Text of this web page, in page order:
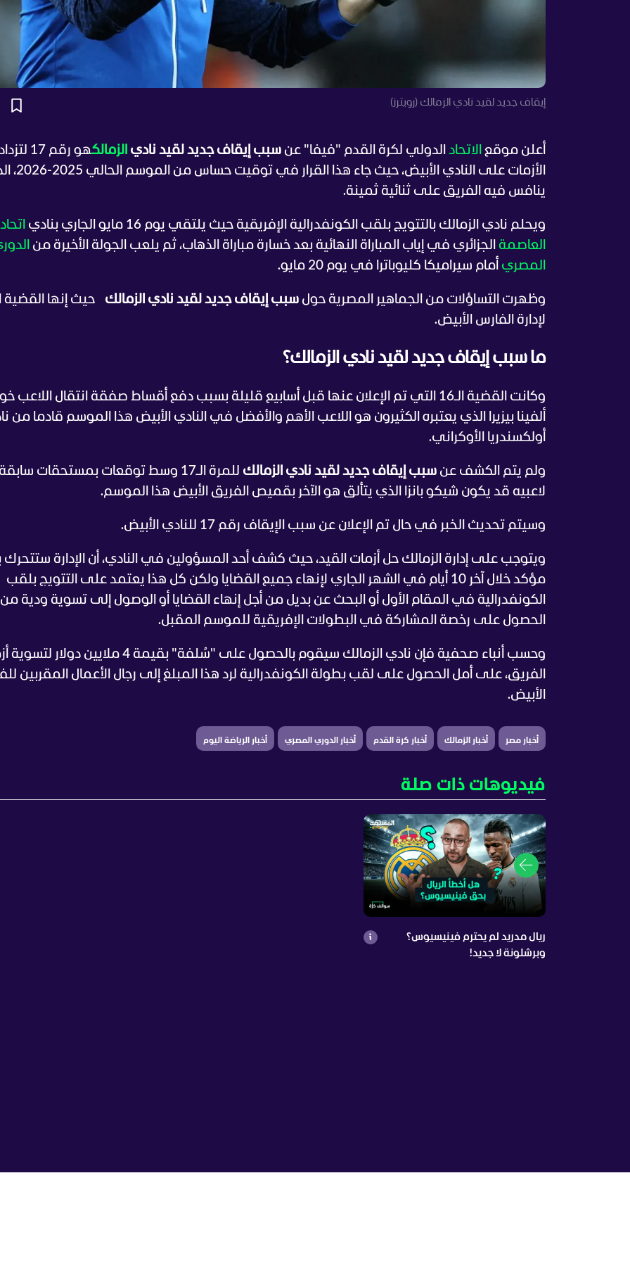
إيقاف جديد لقيد نادي الزمالك (رويترز)
أعلن موقع الاتحاد الدولي لكرة القدم "فيفا" عن سبب إيقاف جديد لقيد نادي الزمالك
هو رقم 17
الأزمات على النادي الأبيض، حيث جاء هذا
ينافس فيه الفريق على ثنائية ثمينة.
ويحلم نادي الزمالك بالتتويج بلقب الكونفدرالية الإفريقية حيث يلتقي يوم 16 مايو الجاري بنادي
اتحاد
العاصمة الجزائري في إياب المباراة النهائية بعد خسارة مباراة الذهاب، ثم يلعب الجولة الأخيرة من
المصري أمام سيراميكا كليوباترا في يوم 20 مايو.
وظهرت التساؤلات من الجماهير المصرية حول سبب إيقاف جديد لقيد نادي الزمالك
لإدارة الفارس الأبيض.
ما سبب إيقاف جديد لقيد نادي الزمالك؟
وكانت القضية الـ16 التي تم الإعلان عنها قبل أسابيع قليلة بسبب دفع أقساط صفقة انتقال اللاعب
ألفينا بيزيرا الذي يعتبره الكثيرون هو اللاعب الأهم والأفضل في النادي الأبيض هذا الموسم قادما من
أولكسندريا الأوكراني.
ولم يتم الكشف عن سبب إيقاف جديد لقيد نادي الزمالك
للمرة الـ17 وسط توقعات بمستحقات
لاعبيه قد يكون شيكو بانزا الذي يتألق هو الآخر بقميص الفريق الأبيض هذا الموسم.
وسيتم تحديث الخبر في حال تم الإعلان عن سبب الإيقاف رقم 17 للنادي الأبيض.
ويتوجب على إدارة الزمالك حل أزمات القيد، حيث كشف أحد المسؤولين في النادي، أن الإدارة
مؤكد خلال آخر 10 أيام في الشهر الجاري لإنهاء جميع القضايا ولكن كل هذا يعتمد على التتويج بلقب
الكونفدرالية في المقام الأول أو البحث عن بديل من أجل إنهاء القضايا أو الوصول إلى تسوية ودية
الحصول على رخصة المشاركة في البطولات الإفريقية للموسم المقبل.
وحسب أنباء صحفية فإن نادي الزمالك سيقوم بالحصول على "سُلفة" بقيمة 4 ملايين
الفريق، على أمل الحصول على لقب بطولة الكونفدرالية لرد هذا المبلغ إلى رجال الأعمال المقربين
الأبيض.
أخبار مصر أخبار الزمالك أخبار كرة القدم أخبار الدوري المصري أخبار الرياضة اليوم
فيديوهات ذات صلة
ريال مدريد لم يحترم فينيسيوس؟
وبرشلونة لا جديد!